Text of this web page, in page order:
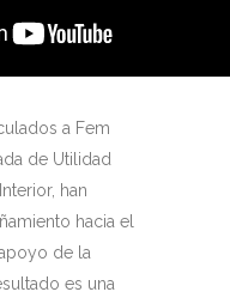
a Fem
de Utilidad
han
hacia el
de la
es una